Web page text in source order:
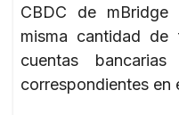
CBDC de
misma cantidad
cuentas
correspondientes en